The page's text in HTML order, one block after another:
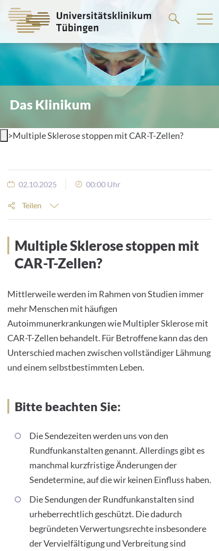
zum
Das Klinikum
>Multiple Sklerose stoppen mit CAR-T-Zellen?
02.10.2025 00:00 Uhr
Teilen
Multiple Sklerose stoppen mit
CAR-T-Zellen?
Mittlerweile werden im Rahmen von Studien immer
mehr Menschen mit häufigen
Autoimmunerkrankungen wie Multipler Sklerose mit
CAR-T-Zellen behandelt. Für Betroffene kann das den
Unterschied machen zwischen vollständiger Lähmung
und einem selbstbestimmten Leben.
Bitte beachten Sie:
Die Sendezeiten werden uns von den
Rundfunkanstalten genannt. Allerdings gibt es
manchmal kurzfristige Änderungen der
Sendetermine, auf die wir keinen Einfluss haben.
Die Sendungen der Rundfunkanstalten sind
urheberrechtlich geschützt. Die dadurch
begründeten Verwertungsrechte insbesondere
der Vervielfältigung und Verbreitung sind